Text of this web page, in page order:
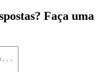
Faça uma